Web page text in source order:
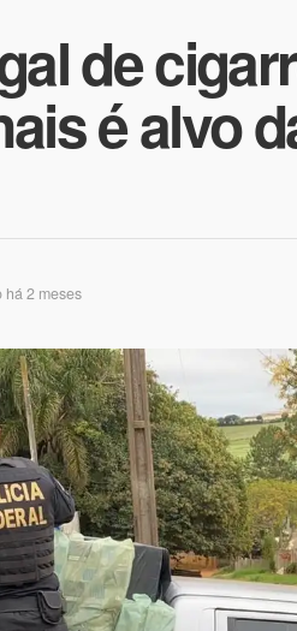
de
é alvo
há 2 meses